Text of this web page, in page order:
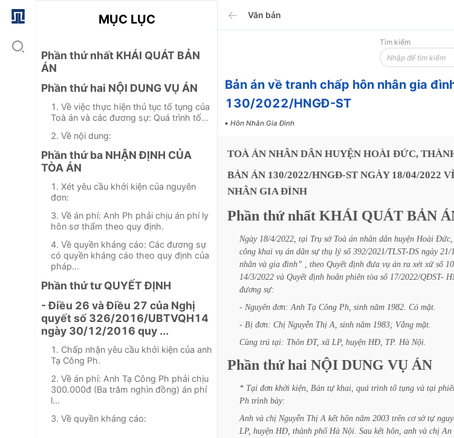
MỤC LỤC
Phần thứ nhất KHÁI QUÁT BẢN
ÁN
Phần thứ hai NỘI DUNG VỤ ÁN
1. Về việc thực hiện thủ tục tố tụng của
Toà án và các đương sự: Quá trình tố...
2. Về nội dung:
Phần thứ ba NHẬN ĐỊNH CỦA
TÒA ÁN
1. Xét yêu cầu khởi kiện của nguyên
đơn:
3. Về án phí: Anh Ph phải chịu án phí ly
hôn sơ thẩm theo quy định.
4. Về quyền kháng cáo: Các đương sự
có quyền kháng cáo theo quy định của
pháp...
Phần thứ tư QUYẾT ĐỊNH
- Điều 26 và Điều 27 của Nghị
quyết số 326/2016/UBTVQH14
ngày 30/12/2016 quy ...
1. Chấp nhận yêu cầu khởi kiện của anh
Tạ Công Ph.
2. Về án phí: Anh Tạ Công Ph phải chịu
300.000đ (Ba trăm nghìn đồng) án phí
l...
3. Về quyền kháng cáo:
Văn bản
Tìm kiếm
Bản án về tranh chấp hôn nhân gia
130/2022/HNGĐ-ST
Hôn Nhân Gia Đình
TOÀ ÁN NHÂN DÂN HUYỆN HOÀI ĐỨC,
BẢN ÁN 130/2022/HNGĐ-ST NGÀY 18/04/2022
NHÂN GIA ĐÌNH
Phần thứ nhất KHÁI QUÁT BẢN
Ngày 18/4/2022, tại Trụ sở Toà án nhân dân huyện Hoài Đức,
công khai vụ án dân sự thụ lý số 392/2021/TLST-DS ngày 21/
nhân và gia đình” theo Quyết định đưa vụ án ra xét xử số
14/3/2022 và Quyết định hoãn phiên tòa số 17/2022/QĐST-
đương sự:
- Nguyên đơn: Anh Tạ Công Ph, sinh năm 1982. Có mặt.
- Bị đơn: Chị Nguyễn Thị A, sinh năm 1983; Vắng mặt.
Cùng trú tại: Thôn ĐT, xã LP, huyện HĐ, TP. Hà Nội.
Phần thứ hai NỘI DUNG VỤ ÁN
* Tại đơn khởi kiện, Bản tự khai, quá trình tố tụng và tại
Ph trình bày:
Anh và chị Nguyễn Thị A kết hôn năm 2003 trên cơ sở tự
LP, huyện HĐ, thành phố Hà Nội. Sau kết hôn, anh và chị An